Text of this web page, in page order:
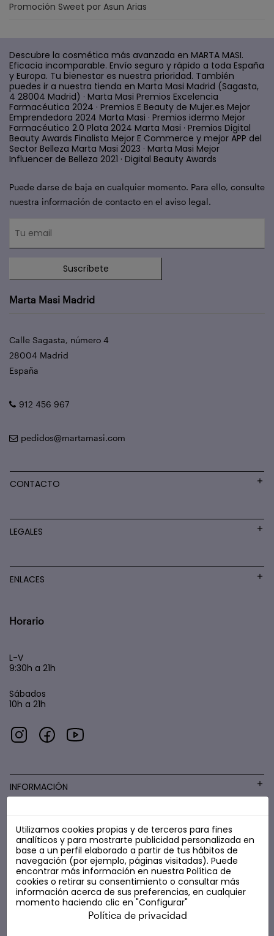
Promoción Sweet por Asun Arias
Descubre la cosmética más avanzada en MARTA MASI.
Eficacia incomparable. Envío seguro y rápido a toda España
y Europa. Tu bienestar es nuestra prioridad. También
puedes ir a nuestra tienda en Marta Masi Madrid (Sagasta,
4 28004 Madrid) · Marta Masi Premios Excelencia
Farmacéutica 2024 · Premios E Beauty de Mujer.es Mejor
Emprendedora 2024 Marta Masi · Premios idermo Mejor
Farmacéutico 2.0 Plata 2024 Marta Masi · Premios Digital
Beauty Awards Finalista Mejor E Commerce y mejor APP del
Sector Belleza Marta Masi 2023 · Marta Masi Mejor
Influencer de Belleza 2021 · Digital Beauty Awards
Puede darse de baja en cualquier momento. Para ello, consulte
nuestra información de contacto en el aviso legal.
Suscríbete
Marta Masi Madrid
Calle Sagasta, número 4
28004 Madrid
España
912 456 967
pedidos@martamasi.com
CONTACTO
LEGALES
ENLACES
Horario
L-V
9:30h a 21h
Sábados
10h a 21h
INFORMACIÓN
COSMÉTICA LOW COST
Utilizamos cookies propias y de terceros para fines
analíticos y para mostrarte publicidad personalizada en
base a un perfil elaborado a partir de tus hábitos de
navegación (por ejemplo, páginas visitadas). Puede
encontrar más información en nuestra Política de
cookies o retirar su consentimiento o consultar más
información acerca de sus preferencias, en cualquier
momento haciendo clic en "Configurar"
Política de privacidad